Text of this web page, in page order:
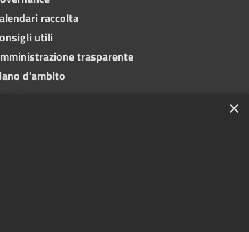
raccolta
utili
trasparente
d'ambito
×